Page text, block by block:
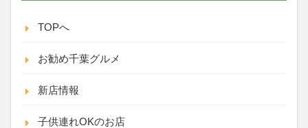
TOPへ
お勧め千葉グルメ
新店情報
子供連れOKのお店